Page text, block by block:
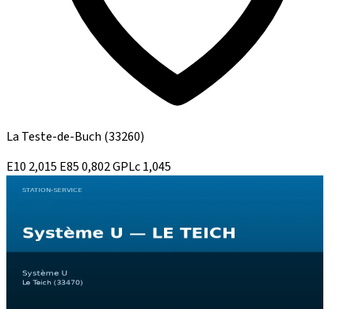
La Teste-de-Buch (33260)
E10 2,015 E850,802GPLc1,045